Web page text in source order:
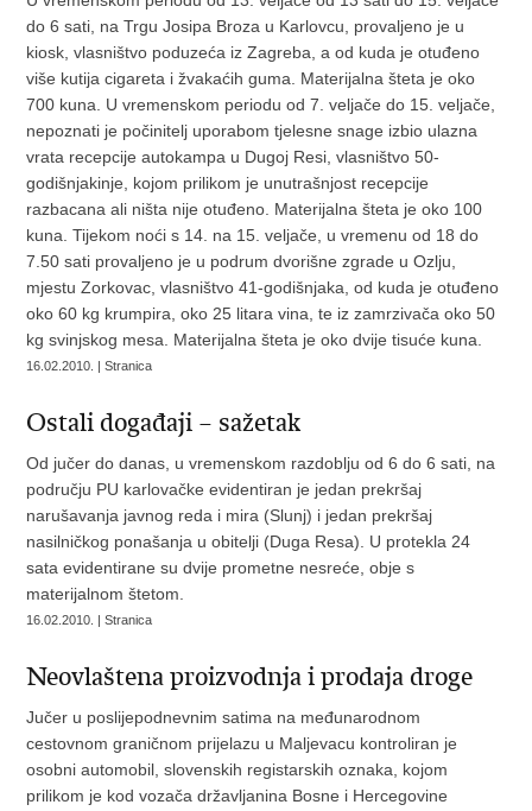
do 6 sati, na Trgu Josipa Broza u Karlovcu, provaljeno je u
kiosk, vlasništvo poduzeća iz Zagreba, a od kuda je otuđeno
više kutija cigareta i žvakaćih guma. Materijalna šteta je oko
700 kuna. U vremenskom periodu od 7. veljače do 15. veljače,
nepoznati je počinitelj uporabom tjelesne snage izbio ulazna
vrata recepcije autokampa u Dugoj Resi, vlasništvo 50-
godišnjakinje, kojom prilikom je unutrašnjost recepcije
razbacana ali ništa nije otuđeno. Materijalna šteta je oko 100
kuna. Tijekom noći s 14. na 15. veljače, u vremenu od 18 do
7.50 sati provaljeno je u podrum dvorišne zgrade u Ozlju,
mjestu Zorkovac, vlasništvo 41-godišnjaka, od kuda je otuđeno
oko 60 kg krumpira, oko 25 litara vina, te iz zamrzivača oko 50
kg svinjskog mesa. Materijalna šteta je oko dvije tisuće kuna.
16.02.2010. | Stranica
Ostali događaji – sažetak
Od jučer do danas, u vremenskom razdoblju od 6 do 6 sati, na
području PU karlovačke evidentiran je jedan prekršaj
narušavanja javnog reda i mira (Slunj) i jedan prekršaj
nasilničkog ponašanja u obitelji (Duga Resa). U protekla 24
sata evidentirane su dvije prometne nesreće, obje s
materijalnom štetom.
16.02.2010. | Stranica
Neovlaštena proizvodnja i prodaja droge
Jučer u poslijepodnevnim satima na međunarodnom
cestovnom graničnom prijelazu u Maljevacu kontroliran je
osobni automobil, slovenskih registarskih oznaka, kojom
prilikom je kod vozača državljanina Bosne i Hercegovine